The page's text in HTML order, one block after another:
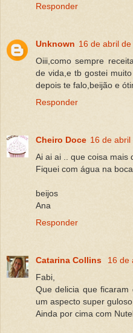
Responder
Unknown 16 de abril de
Oiii,como sempre
de vida,e tb gostei
depois te falo,beijão e
Responder
Cheiro Doce 16 de
Ai ai ai .. que coisa mais
Fiquei com água na
beijos
Ana
Responder
Catarina Collins
16 de
Fabi,
Que delicia que ficaram
um aspecto super
Ainda por cima com